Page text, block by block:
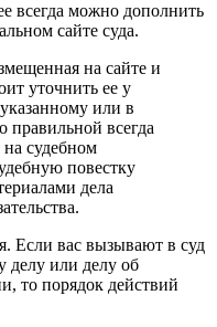
всегда можно дополнить
сайте суда.
на сайте и
уточнить ее у
или в
правильной всегда
судебном
повестку
дела
Если вас вызывают в суд
делу или делу об
то порядок действий